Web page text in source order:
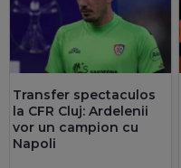
Transfer spectaculos
la CFR Cluj: Ardelenii
vor un campion cu
Napoli